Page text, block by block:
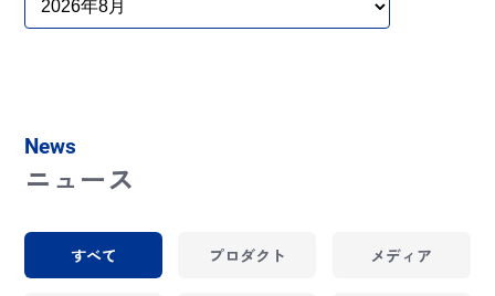
News
ニュース
すべて プロダクト メディア